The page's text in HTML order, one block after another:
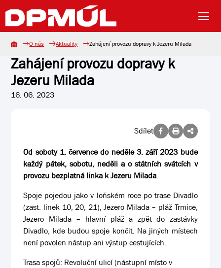
O nás Aktuality Zahájení provozu dopravy k Jezeru Milada
Zahájení provozu dopravy k
Jezeru Milada
16. 06. 2023
Sdílet
Od soboty 1. července do neděle 3. září 2023 bude
každý pátek, sobotu, neděli a o státních svátcích v
provozu bezplatná linka k Jezeru Milada.
Spoje pojedou jako v loňském roce po trase Divadlo
(zast. linek 10, 20, 21), Jezero Milada – pláž Trmice,
Jezero Milada – hlavní pláž a zpět do zastávky
Divadlo, kde budou spoje končit. Na jiných místech
není povolen nástup ani výstup cestujících.
Trasa spojů: Revoluční ulicí (nástupní místo v